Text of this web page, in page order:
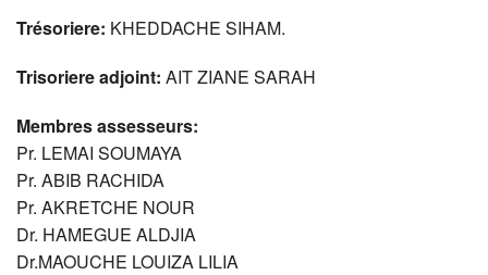
Trésoriere: KHEDDACHE SIHAM.
Trisoriere adjoint: AITZIANE SARAH
Membres assesseurs:
Pr. LEMAI SOUMAYA
Pr. ABIB RACHIDA
Pr. AKRETCHE NOUR
Dr. HAMEGUE ALDJIA
Dr.MAOUCHE LOUIZA LILIA